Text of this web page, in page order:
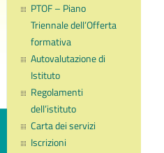
PTOF – Piano
Triennale dell’Offerta
formativa
Autovalutazione di
Istituto
Regolamenti
dell’istituto
Carta dei servizi
Iscrizioni